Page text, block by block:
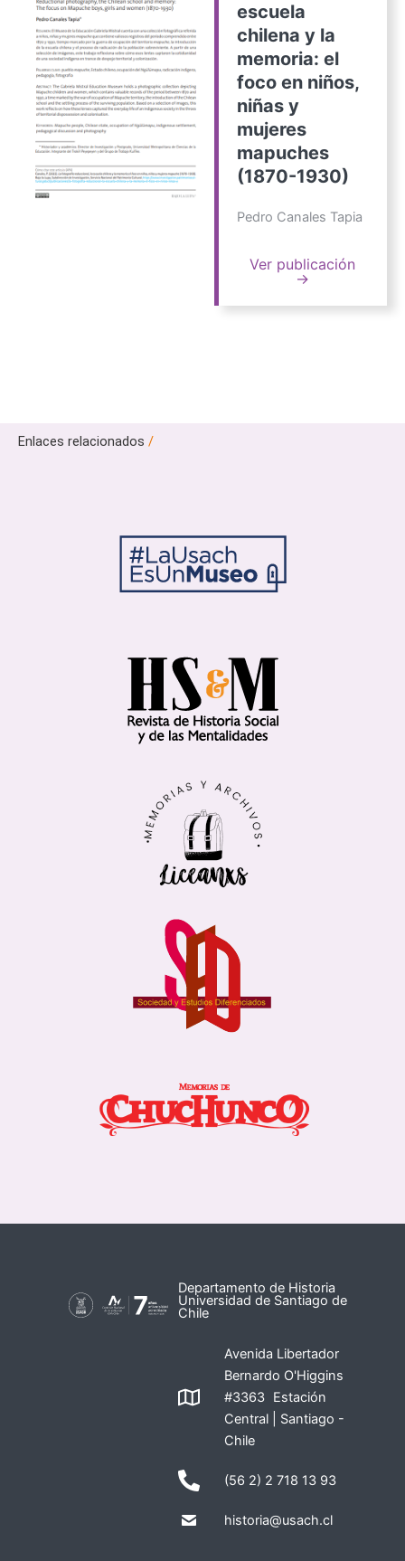
escuela
chilena y la
memoria: el
foco en niños,
niñas y
mujeres
mapuches
(1870-1930)
Pedro Canales Tapia
Ver publicación
→
Enlaces relacionados /
Departamento de Historia
Universidad de Santiago de
Chile
Avenida Libertador
Bernardo O'Higgins
#3363 Estación
Central | Santiago -
Chile
(56 2) 2 718 13 93
historia@usach.cl